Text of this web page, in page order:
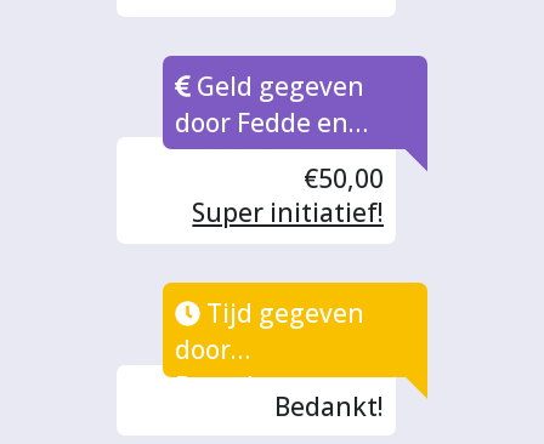
Geld gegeven
door Fedde en
Anna Lou Brock
€50,00
Super initiatief!
Tijd gegeven
door
Buurtbewoners
Bedankt!